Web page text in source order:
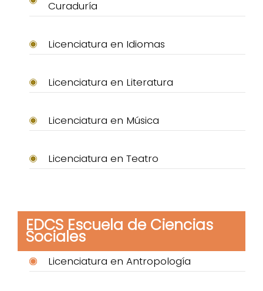
Curaduría
Licenciatura en Idiomas
Licenciatura en Literatura
Licenciatura en Música
Licenciatura en Teatro
EDCS Escuela de Ciencias
Sociales
Licenciatura en Antropología